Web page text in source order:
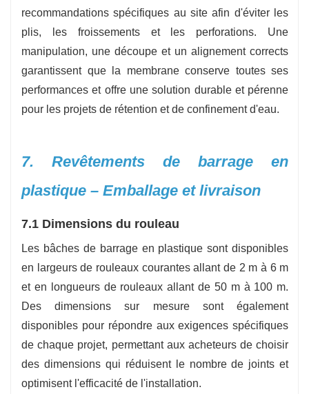
recommandations spécifiques au site afin d'éviter les
plis, les froissements et les perforations. Une
manipulation, une découpe et un alignement corrects
garantissent que la membrane conserve toutes ses
performances et offre une solution durable et pérenne
pour les projets de rétention et de confinement d'eau.
7. Revêtements de barrage en
plastique – Emballage et livraison
7.1 Dimensions du rouleau
Les bâches de barrage en plastique sont disponibles
en largeurs de rouleaux courantes allant de 2 m à 6 m
et en longueurs de rouleaux allant de 50 m à 100 m.
Des dimensions sur mesure sont également
disponibles pour répondre aux exigences spécifiques
de chaque projet, permettant aux acheteurs de choisir
des dimensions qui réduisent le nombre de joints et
optimisent l'efficacité de l'installation.